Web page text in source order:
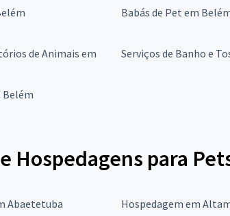
Babás de Pet em
de Animais em
Serviços de Banho e
Belém
Hospedagens para
Abaetetuba Hospedagem em